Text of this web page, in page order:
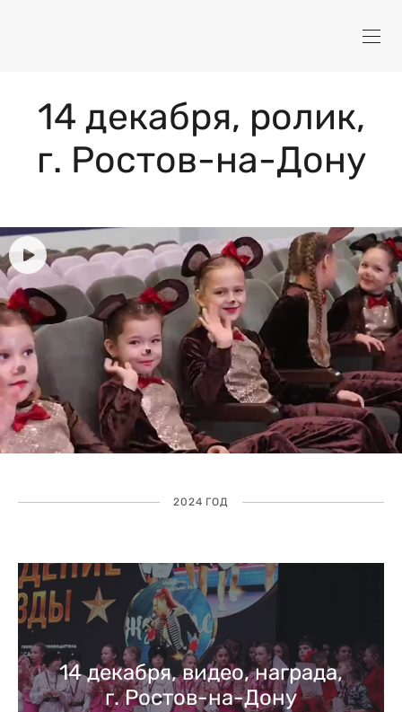
14 декабря, ролик,
г. Ростов-на-Дону
2024 ГОД
14 декабря, видео, награда,
г. Ростов-на-Дону